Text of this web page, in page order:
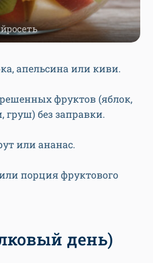
апельсина или киви.
фруктов (яблок,
груш) без заправки.
или ананас.
порция фруктового
день)